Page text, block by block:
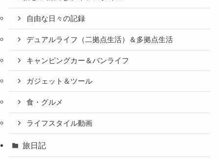
自由な日々の記録
デュアルライフ（二拠点生活）＆多拠点生活
キャンピングカー＆バンライフ
ガジェット＆ツール
食・グルメ
ライフスタイル動画
旅日記